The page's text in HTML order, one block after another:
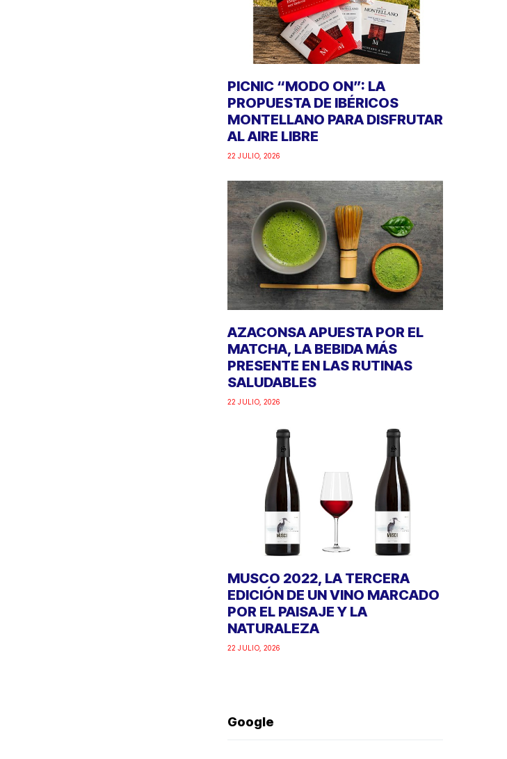
PICNIC “MODO ON”: LA
PROPUESTA DE IBÉRICOS
MONTELLANO PARA DISFRUTAR
AL AIRE LIBRE
22 JULIO, 2026
AZACONSA APUESTA POR EL
MATCHA, LA BEBIDA MÁS
PRESENTE EN LAS RUTINAS
SALUDABLES
22 JULIO, 2026
MUSCO 2022, LA TERCERA
EDICIÓN DE UN VINO MARCADO
POR EL PAISAJE Y LA
NATURALEZA
22 JULIO, 2026
Google